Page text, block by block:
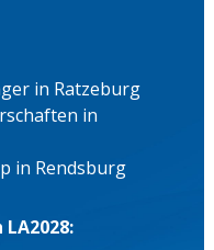
in Ratzeburg
in
in Rendsburg